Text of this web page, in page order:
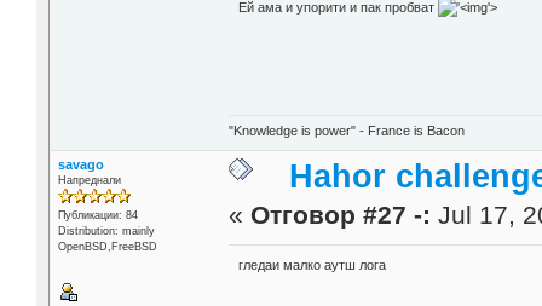
Ей ама и упорити и пак пробват '>
"Knowledge is power" - France is Bacon
savago
Напреднали
Публикации: 84
Distribution: mainly
OpenBSD,FreeBSD
Hahor
« Отговор #27 -: Jul 17,
гледаи малко аутш лога